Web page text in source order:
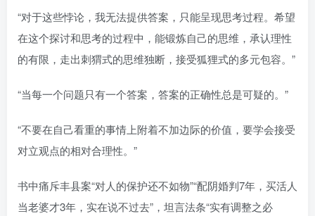
“对于这些悖论，我无法提供答案，只能呈现思考过程。希望
在这个探讨和思考的过程中，能锻炼自己的思维，承认理性
的有限，走出刺猬式的思维独断，接受狐狸式的多元包容。”
“当每一个问题只有一个答案，答案的正确性总是可疑的。”
“不要在自己看重的事情上附着不加边际的价值，要学会接受
对立观点的相对合理性。”
书中痛斥丰县案“对人的保护还不如物”“配阴婚判7年，买活人
当老婆才3年，实在说不过去”，坦言法条“实有调整之必